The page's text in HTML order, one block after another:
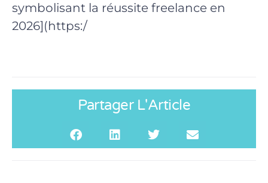
symbolisant la réussite freelance en
2026](https:/
Partager L'Article